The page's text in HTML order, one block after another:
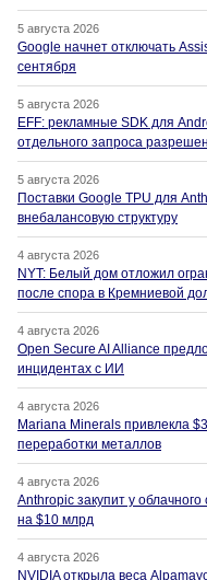
5 августа 2026
Google начнет отключать
сентября
5 августа 2026
EFF: рекламные SDK для
отдельного запроса
5 августа 2026
Поставки Google TPU для
внебалансовую структуру
4 августа 2026
NYT: Белый дом отложил
после спора в Кремниевой
4 августа 2026
Open Secure AI Alliance
инцидентах с ИИ
4 августа 2026
Mariana Minerals привлекла
переработки металлов
4 августа 2026
Anthropic закупит у
на $10 млрд
4 августа 2026
NVIDIA открыла веса